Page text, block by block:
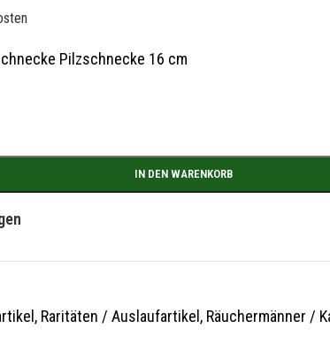
Pilzschnecke 16 cm
IN DEN WARENKORB
, Raritäten / Auslaufartikel , Räuchermänner /